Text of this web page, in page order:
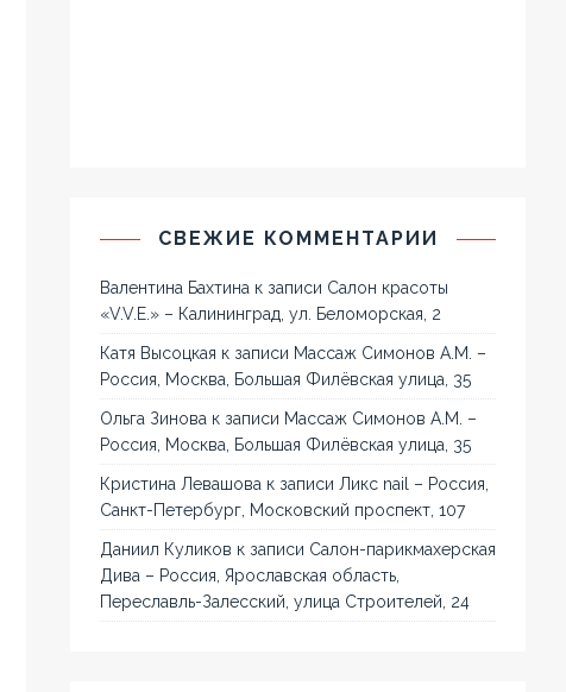
СВЕЖИЕ КОММЕНТАРИИ
Валентина Бахтина к записи Салон красоты
«V.V.E.» – Калининград, ул. Беломорская, 2
Катя Высоцкая к записи Массаж Симонов А.М. –
Россия, Москва, Большая Филёвская улица, 35
Ольга Зинова к записи Массаж Симонов А.М. –
Россия, Москва, Большая Филёвская улица, 35
Кристина Левашова к записиЛикс nail – Россия,
Санкт-Петербург, Московский проспект, 107
Даниил Куликов к записи Салон-парикмахерская
Дива – Россия, Ярославская область,
Переславль-Залесский, улица Строителей, 24